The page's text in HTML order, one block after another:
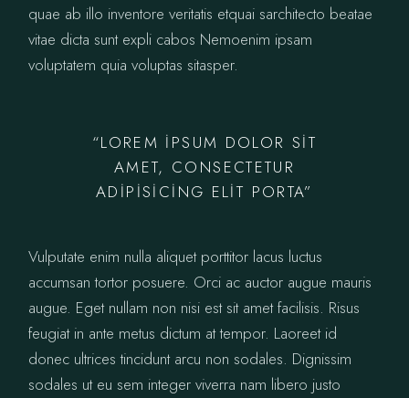
quae ab illo inventore veritatis etquai sarchitecto beatae
vitae dicta sunt expli cabos Nemoenim ipsam
voluptatem quia voluptas sitasper.
“LOREM IPSUM DOLOR SIT
AMET, CONSECTETUR
ADIPISICING ELIT PORTA”
Vulputate enim nulla aliquet porttitor lacus luctus
accumsan tortor posuere. Orci ac auctor augue mauris
augue. Eget nullam non nisi est sit amet facilisis. Risus
feugiat in ante metus dictum at tempor. Laoreet id
donec ultrices tincidunt arcu non sodales. Dignissim
sodales ut eu sem integer viverra nam libero justo